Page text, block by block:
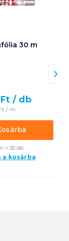
30 m
Ft / db
/ m
= 30 db
a kosárba